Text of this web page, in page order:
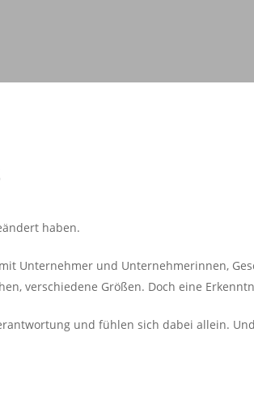
haben.
Unternehmer und Unternehmerinnen,
verschiedene Größen. Doch eine
und fühlen sich dabei allein.